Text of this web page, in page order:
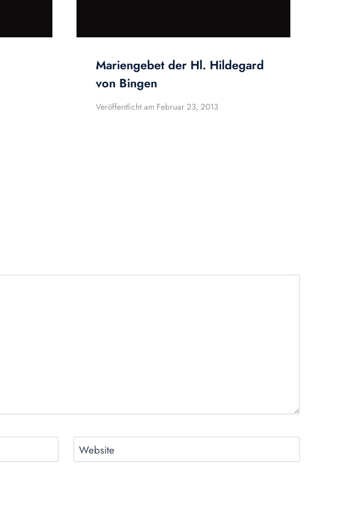
Mariengebet der Hl. Hildegard
von Bingen
Veröffentlicht am Februar 23, 2013
Website